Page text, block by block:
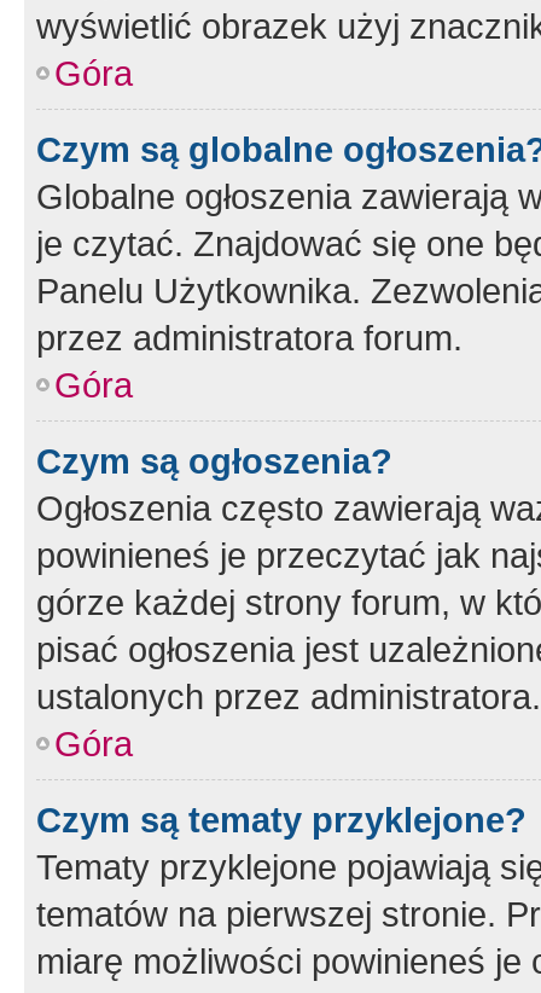
wyświetlić obrazek użyj
Góra
Czym są globalne
Globalne ogłoszenia zawierają
je czytać. Znajdować się one
Panelu Użytkownika.
przez administratora forum.
Góra
Czym są ogłoszenia?
Ogłoszenia często zawierają
powinieneś je przeczytać jak
górze każdej strony forum, w
pisać ogłoszenia jest
ustalonych przez administratora.
Góra
Czym są tematy przyklejone?
Tematy przyklejone pojawiają
tematów na pierwszej stronie.
miarę możliwości powinieneś je